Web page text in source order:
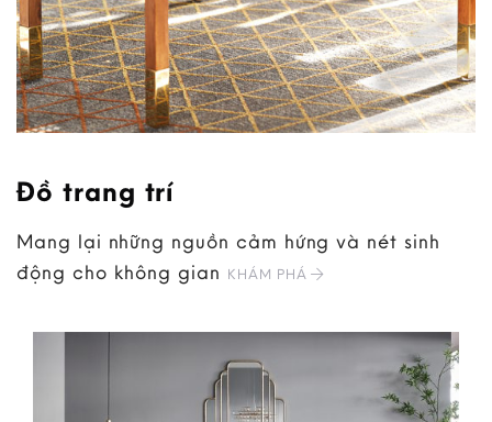
Đồ trang trí
Mang lại những nguồn cảm hứng và nét sinh
động cho không gian KHÁM PHÁ